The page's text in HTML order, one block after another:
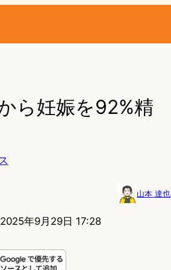
ら妊娠を92%精
山本 達也
2025年9月29日 17:28